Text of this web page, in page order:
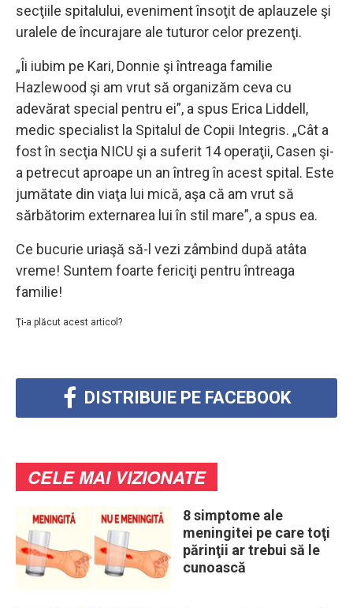
secţiile spitalului, eveniment însoţit de aplauzele şi
uralele de încurajare ale tuturor celor prezenţi.
„Îi iubim pe Kari, Donnie şi întreaga familie
Hazlewood şi am vrut să organizăm ceva cu
adevărat special pentru ei”, a spus Erica Liddell,
medic specialist la Spitalul de Copii Integris. „Cât a
fost în secţia NICU şi a suferit 14 operaţii, Casen şi-
a petrecut aproape un an întreg în acest spital. Este
jumătate din viaţa lui mică, aşa că am vrut să
sărbătorim externarea lui în stil mare”, a spus ea.
Ce bucurie uriaşă să-l vezi zâmbind după atâta
vreme! Suntem foarte fericiţi pentru întreaga
familie!
Ţi-a plăcut acest articol?
DISTRIBUIE PE FACEBOOK
CELE MAI VIZIONATE
8 simptome ale
meningitei pe care toţi
părinţii ar trebui să le
cunoască